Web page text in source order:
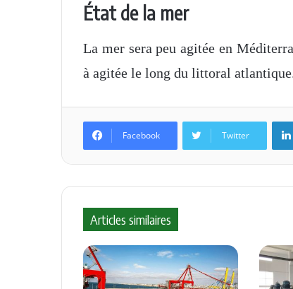
État de la mer
La mer sera peu agitée en
à agitée le long du littoral
Facebook Twitter
Articles similaires